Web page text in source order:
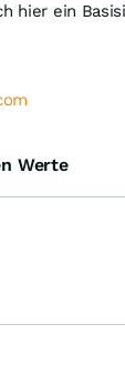
hier ein
Werte